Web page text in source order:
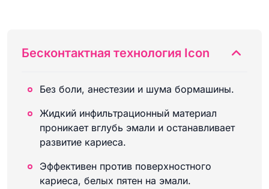
Бесконтактная технология Icon
Без боли, анестезии и шума бормашины.
Жидкий инфильтрационный материал
проникает вглубь эмали и останавливает
развитие кариеса.
Эффективен против поверхностного
кариеса, белых пятен на эмали.